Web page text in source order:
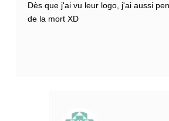
Dès que j'ai vu leur logo, j'ai aussi
de la mort XD